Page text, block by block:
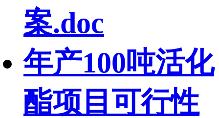
案.doc
年产100吨活化
酯项目可行性